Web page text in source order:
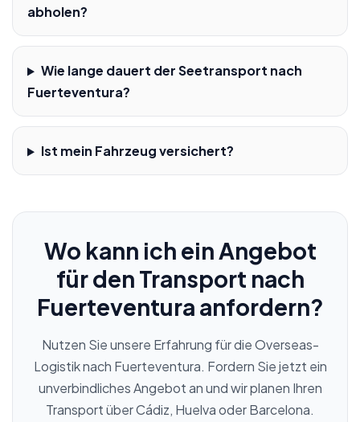
abholen?
Wie lange dauert der Seetransport nach
Fuerteventura?
Ist mein Fahrzeug versichert?
Wo kann ich ein Angebot
für den Transport nach
Fuerteventura anfordern?
Nutzen Sie unsere Erfahrung für die Overseas-
Logistik nach Fuerteventura. Fordern Sie jetzt ein
unverbindliches Angebot an und wir planen Ihren
Transport über Cádiz, Huelva oder Barcelona.